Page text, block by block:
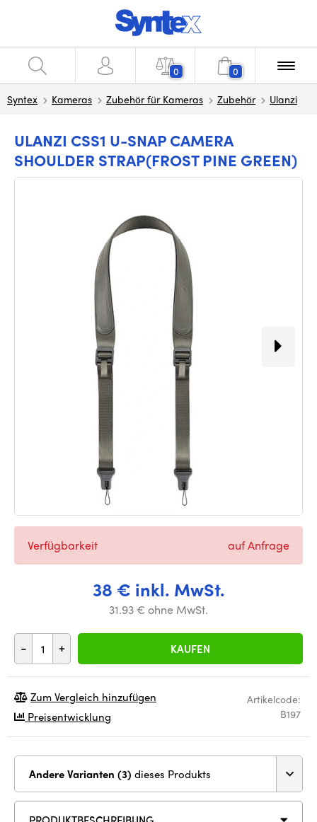
0 0
Syntex Kameras Zubehör für Kameras Zubehör Ulanzi
ULANZI CSS1 U-SNAP CAMERA
SHOULDER STRAP(FROST PINE GREEN)
38 € inkl. MwSt.
31.93 € ohne MwSt.
- + KAUFEN
Verfügbarkeit auf Anfrage
Artikelcode:
B197
Zum Vergleich hinzufügen
Preisentwicklung
Andere Varianten (3) dieses Produkts